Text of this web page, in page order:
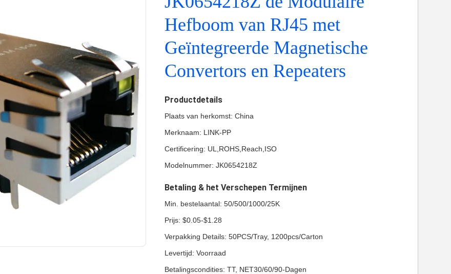
Hefboom van RJ45 met
Geïntegreerde Magnetische
Convertors en Repeaters
Productdetails
Plaats van herkomst: China
Merknaam: LINK-PP
Certificering: UL,ROHS,Reach,ISO
Modelnummer: JK0654218Z
Betaling & het Verschepen Termijnen
Min. bestelaantal: 50/500/1000/25K
Prijs: $0.05-$1.28
Verpakking Details: 50PCS/Tray, 1200pcs/Carton
Levertijd: Voorraad
Betalingscondities: TT, NET30/60/90-Dagen